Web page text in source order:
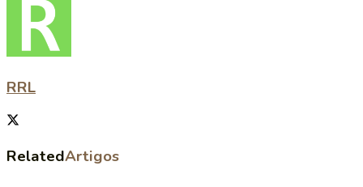
RRL
RelatedArtigos